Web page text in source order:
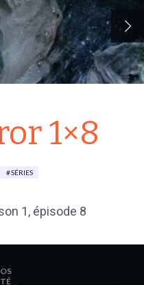
1×8
SÉRIES
1, épisode 8